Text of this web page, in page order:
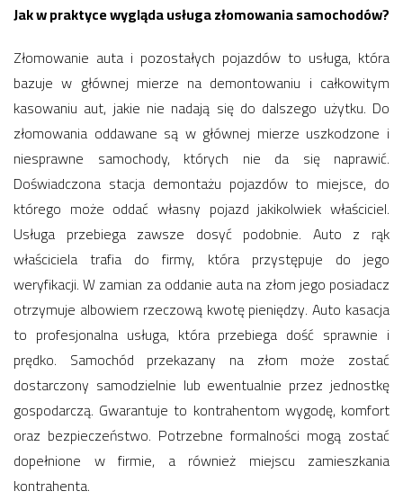
Jak w praktyce wygląda usługa złomowania samochodów?
Złomowanie auta i pozostałych pojazdów to usługa, która
bazuje w głównej mierze na demontowaniu i całkowitym
kasowaniu aut, jakie nie nadają się do dalszego użytku. Do
złomowania oddawane są w głównej mierze uszkodzone i
niesprawne samochody, których nie da się naprawić.
Doświadczona stacja demontażu pojazdów to miejsce, do
którego może oddać własny pojazd jakikolwiek właściciel.
Usługa przebiega zawsze dosyć podobnie. Auto z rąk
właściciela trafia do firmy, która przystępuje do jego
weryfikacji. W zamian za oddanie auta na złom jego posiadacz
otrzymuje albowiem rzeczową kwotę pieniędzy. Auto kasacja
to profesjonalna usługa, która przebiega dość sprawnie i
prędko. Samochód przekazany na złom może zostać
dostarczony samodzielnie lub ewentualnie przez jednostkę
gospodarczą. Gwarantuje to kontrahentom wygodę, komfort
oraz bezpieczeństwo. Potrzebne formalności mogą zostać
dopełnione w firmie, a również miejscu zamieszkania
kontrahenta.